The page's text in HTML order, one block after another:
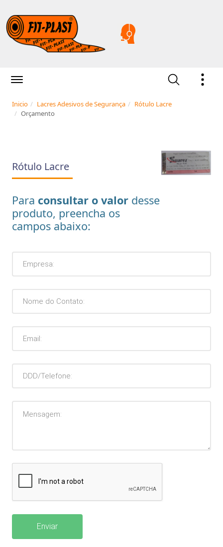
Inicio Lacres Adesivos de Segurança
Rótulo Lacre
Orçamento
Rótulo Lacre
Para consultar o valor desse
produto, preencha os
campos abaixo:
Enviar